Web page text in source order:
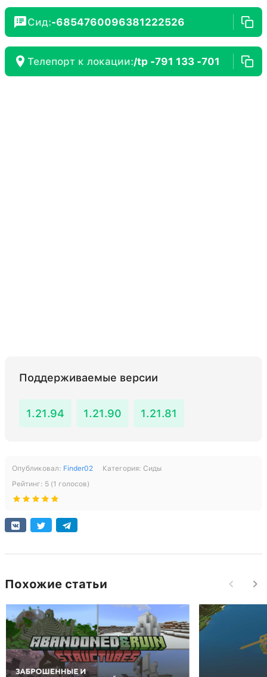
Сид:-6854760096381222526
Телепорт к локации:/tp -791 133 -701
Поддерживаемые версии
1.21.94 1.21.90 1.21.81
Опубликовал: Finder02 Категория: Сиды
Рейтинг: 5 (1 голосов)
Похожие статьи